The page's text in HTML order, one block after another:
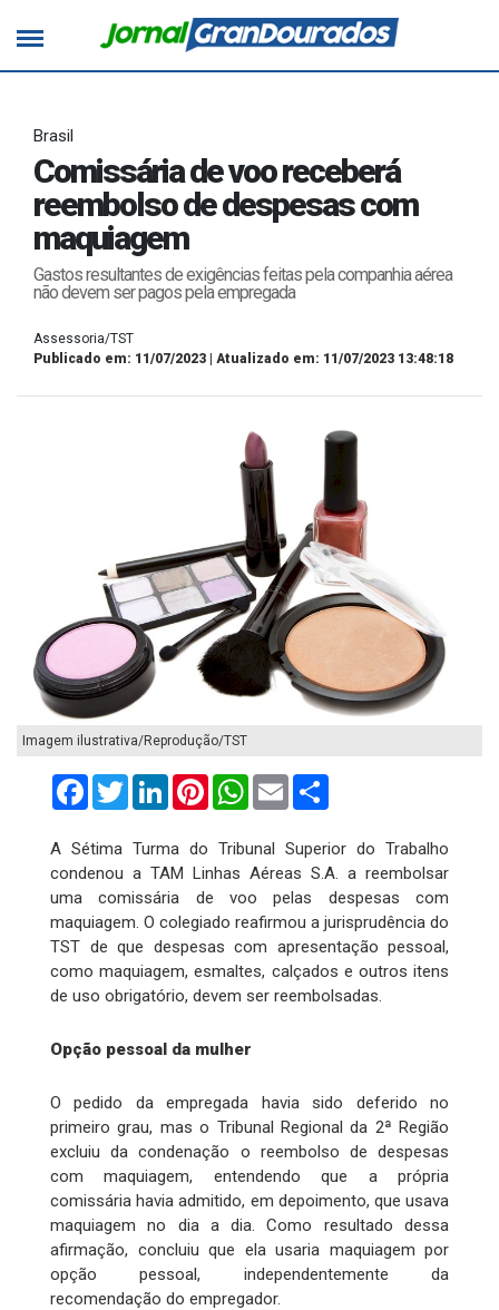
Brasil
Comissária de voo receberá
reembolso de despesas com
maquiagem
Gastos resultantes de exigências feitas pela companhia aérea
não devem ser pagos pela empregada
Assessoria/TST
Publicado em: 11/07/2023 | Atualizado em: 11/07/2023 13:48:18
Imagem ilustrativa/Reprodução/TST
FacebookTwitterLinkedInPinterestWhatsApp
Email
A Sétima Turma do Tribunal Superior do Trabalho
condenou a TAM Linhas Aéreas S.A. a reembolsar
uma comissária de voo pelas despesas com
maquiagem. O colegiado reafirmou a jurisprudência do
TST de que despesas com apresentação pessoal,
como maquiagem, esmaltes, calçados e outros itens
de uso obrigatório, devem ser reembolsadas.
Opção pessoal da mulher
O pedido da empregada havia sido deferido no
primeiro grau, mas o Tribunal Regional da 2ª Região
excluiu da condenação o reembolso de despesas
com maquiagem, entendendo que a própria
comissária havia admitido, em depoimento, que usava
maquiagem no dia a dia. Como resultado dessa
afirmação, concluiu que ela usaria maquiagem por
opção pessoal, independentemente da
recomendação do empregador.